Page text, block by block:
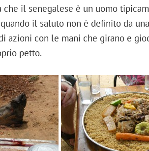
che il senegalese è un uomo
il saluto non è definito da
azioni con le mani che girano e
petto.